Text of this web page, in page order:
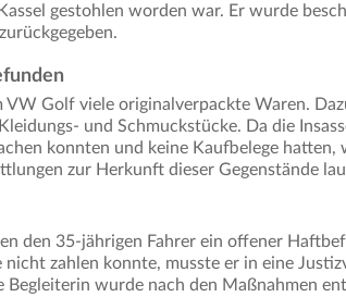
gestohlen worden war. Er wurde
VW Golf viele originalverpackte Waren.
und Schmuckstücke. Da die
konnten und keine Kaufbelege hatten,
zur Herkunft dieser Gegenstände
den 35-jährigen Fahrer ein offener
zahlen konnte, musste er in eine
Begleiterin wurde nach den Maßnahmen